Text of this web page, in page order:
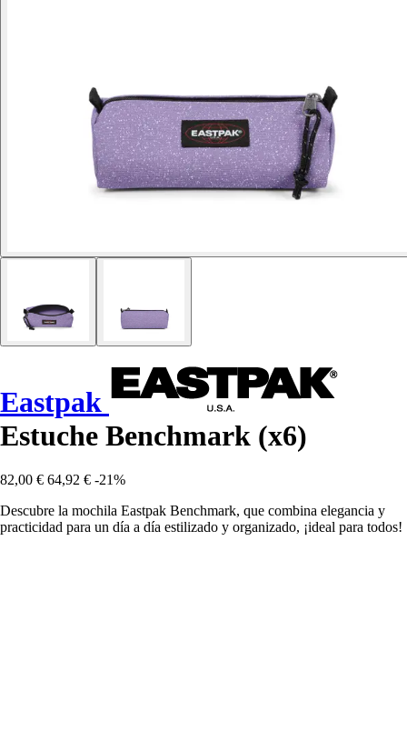
Eastpak
Estuche Benchmark (x6)
82,00 € 64,92 € -21%
Descubre la mochila Eastpak Benchmark, que combina elegancia y
practicidad para un día a día estilizado y organizado, ¡ideal para todos!